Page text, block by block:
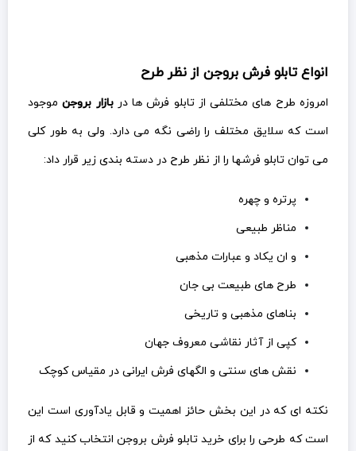
پرتره و چهره
مناظر طبیعی
و ان یکاد و عبارات مذهبی
طرح های طبیعت بی جان
نکته ای که در این بخش حائز اهمیت و قابل یادآوری است این
است که طرحی را برای خرید تابلو فرش بروجن انتخاب کنید که از
طرفی بیان کننده ایده و عقیده کلی از شما باشد و از طرفی از نظر
رنگ با الگوی کلی و طیف رنگی استفاده شده در منزل شما
از انتخاب طرح هایی که ماندگاری و اصالت هنری در آنها قابل